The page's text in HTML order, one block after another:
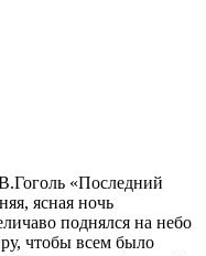
«Последний
ясная ночь
поднялся на небо
чтобы всем было